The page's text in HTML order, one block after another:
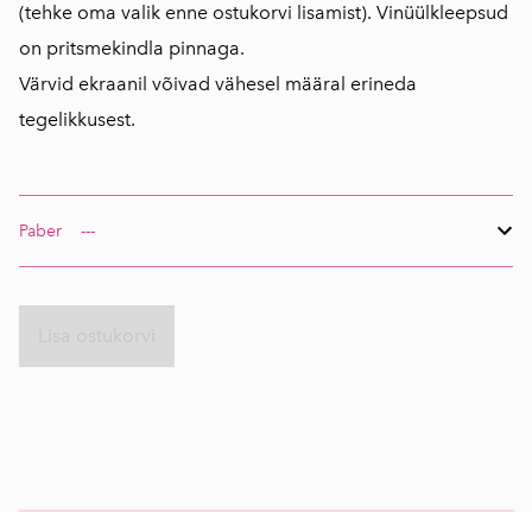
(tehke oma valik enne ostukorvi lisamist). Vinüülkleepsud
on pritsmekindla pinnaga.
Värvid ekraanil võivad vähesel määral erineda
tegelikkusest.
Paber